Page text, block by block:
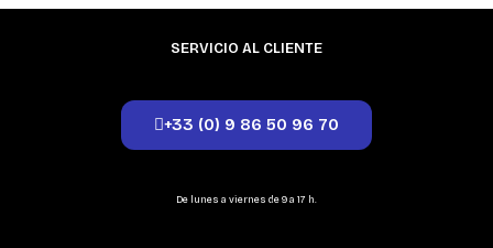
SERVICIO AL CLIENTE
+33 (0) 9 86 50 96 70
De lunes a viernes de 9 a 17 h.